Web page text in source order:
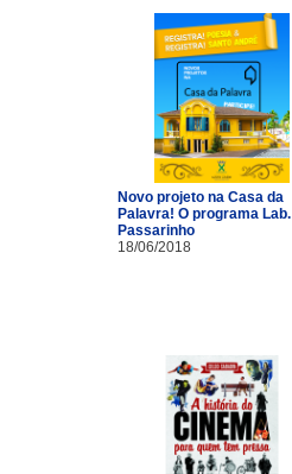
Novo projeto na Casa da
Palavra! O programa Lab.
Passarinho
18/06/2018